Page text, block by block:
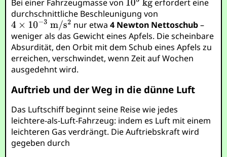
Bei einer Fahrzeugmasse von
erfordert eine
durchschnittliche Beschleunigung von
nur etwa4 Newton Nettoschub–
weniger als das Gewicht eines Apfels. Die scheinbare
Absurdität, den Orbit mit dem Schub eines Apfels zu
erreichen, verschwindet, wenn Zeit auf Wochen
ausgedehnt wird.
Auftrieb und der Weg in die dünne Luft
Das Luftschiff beginnt seine Reise wie jedes
leichtere-als-Luft-Fahrzeug: indem es Luft mit einem
leichteren Gas verdrängt. Die Auftriebskraft wird
gegeben durch